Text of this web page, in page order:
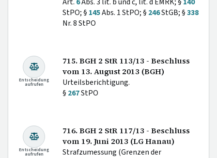
StPO; § 145Abs. 1 StPO; § 246StGB; §338
Nr. 8 StPO
Entscheidung
aufrufen
715. BGH 2 StR 113/13 - Beschluss
vom 13. August 2013 (BGH)
Urteilsberichtigung.
§ 267StPO
Entscheidung
aufrufen
716. BGH 2 StR 117/13 - Beschluss
vom 19. Juni 2013 (LG Hanau)
Strafzumessung (Grenzen der